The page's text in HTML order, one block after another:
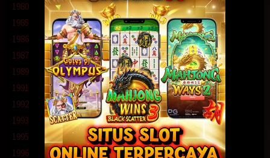
Direksi:
Cerita Dewasa Menikmati Tubuh Janda Anak Tiga
Cerita Dewasa Menikmati Tubuh Janda Anak Tiga
1980
1985
1986
1987
1989
1991
1992
1993
1995
1996